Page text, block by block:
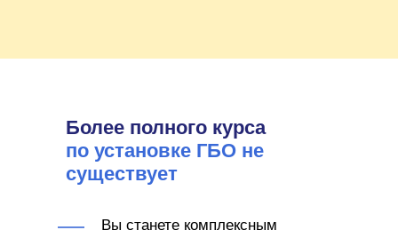
Более полного курса
по установке ГБО не
существует
Вы станете комплексным